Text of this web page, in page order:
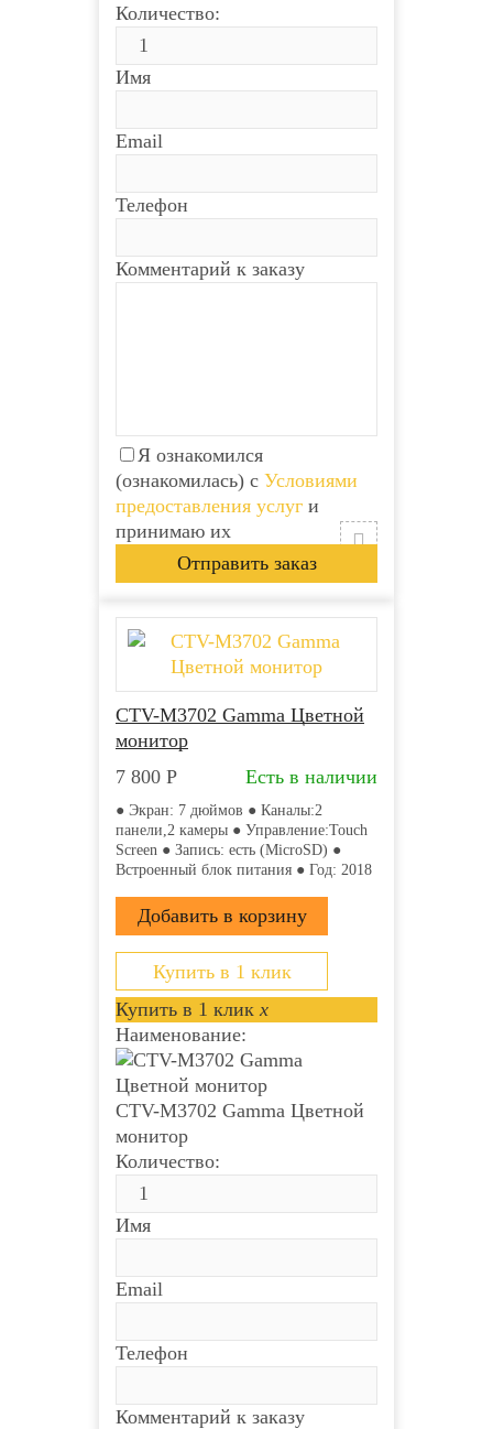
Количество:
Имя
Email
Телефон
Комментарий к заказу
Я ознакомился
(ознакомилась) с Условиями
предоставления услуг и
принимаю их
CTV-M3702 Gamma Цветной
монитор
7 800 Р Есть в наличии
● Экран: 7 дюймов ● Каналы:2
панели,2 камеры ● Управление:Touch
Screen ● Запись: есть (MicroSD) ●
Встроенный блок питания ● Год: 2018
Купить в 1 клик
Купить в 1 клик x
Наименование:
CTV-M3702 Gamma Цветной
монитор
Количество:
Имя
Email
Телефон
Комментарий к заказу